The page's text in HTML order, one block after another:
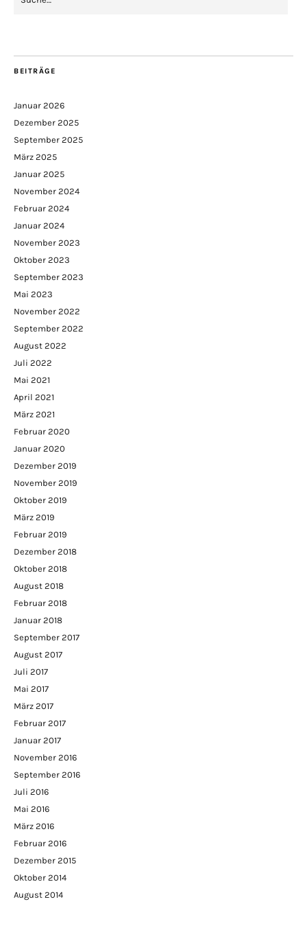
BEITRÄGE
Januar 2026
Dezember 2025
September 2025
März 2025
Januar 2025
November 2024
Februar 2024
Januar 2024
November 2023
Oktober 2023
September 2023
Mai 2023
November 2022
September 2022
August 2022
Juli 2022
Mai 2021
April 2021
März 2021
Februar 2020
Januar 2020
Dezember 2019
November 2019
Oktober 2019
März 2019
Februar 2019
Dezember 2018
Oktober 2018
August 2018
Februar 2018
Januar 2018
September 2017
August 2017
Juli 2017
Mai 2017
März 2017
Februar 2017
Januar 2017
November 2016
September 2016
Juli 2016
Mai 2016
März 2016
Februar 2016
Dezember 2015
Oktober 2014
August 2014